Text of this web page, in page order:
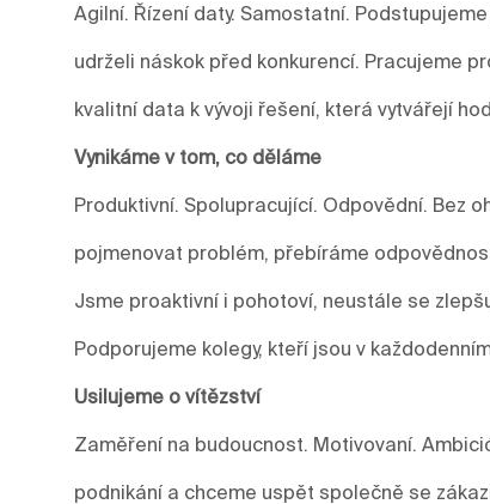
Agilní. Řízení daty. Samostatní.
udrželi náskok před konkurencí. Pracujeme
kvalitní data k vývoji řešení, která vytvářejí
Vynikáme v tom, co děláme
Produktivní. Spolupracující. Odpovědní. Bez
pojmenovat problém, přebíráme
Jsme proaktivní i pohotoví, neustále se
Podporujeme kolegy, kteří jsou v
Usilujeme o vítězství
Zaměření na budoucnost. Motivovaní.
podnikání a chceme uspět společně se